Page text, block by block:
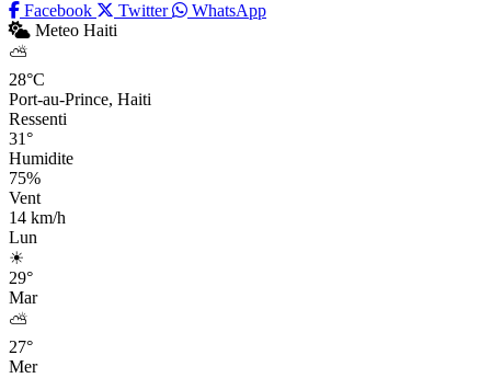
Facebook
Twitter
WhatsApp
Meteo Haiti
⛅
28°C
Port-au-Prince, Haiti
Ressenti
31°
Humidite
75%
Vent
14 km/h
Lun
☀
29°
Mar
⛅
27°
Mer